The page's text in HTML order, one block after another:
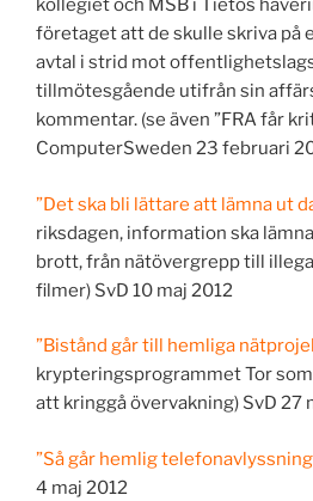
kollegiet och MSB i Tietos
företaget att de skulle skriva på
avtal i strid mot
tillmötesgående utifrån sin
kommentar. (se även ”FRA får
ComputerSweden 23 februari
”Det ska bli lättare att lämna ut
riksdagen, information ska
brott, från nätövergrepp till
filmer) SvD 10 maj 2012
”Bistånd går till hemliga
krypteringsprogrammet Tor
att kringgå övervakning) SvD 27
”Så går hemlig
4 maj 2012